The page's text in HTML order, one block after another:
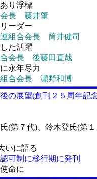
り浮標
会長 藤井肇
ーダー
組合会長 筒井健司
た活躍
会長 後藤田直哉
永年尽力
合会長 瀬野和博
の展望(創刊２５周年記
(第７代)、鈴木登氏(第
に語る
可制に移行期に発刊
命に